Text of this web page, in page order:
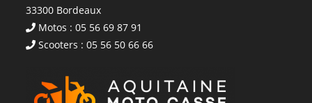
33300 Bordeaux
Motos : 05 56 69 87 91
Scooters : 05 56 50 66 66